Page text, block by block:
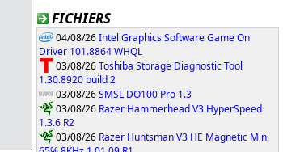
FICHIERS
04/08/26Intel Graphics Software Game On
Driver 101.8864 WHQL
03/08/26Toshiba Storage Diagnostic Tool
1.30.8920 build 2
03/08/26SMSL DO100 Pro 1.3
03/08/26 Razer Hammerhead V3 HyperSpeed
1.3.6 R2
03/08/26 Razer Huntsman V3 HE Magnetic Mini